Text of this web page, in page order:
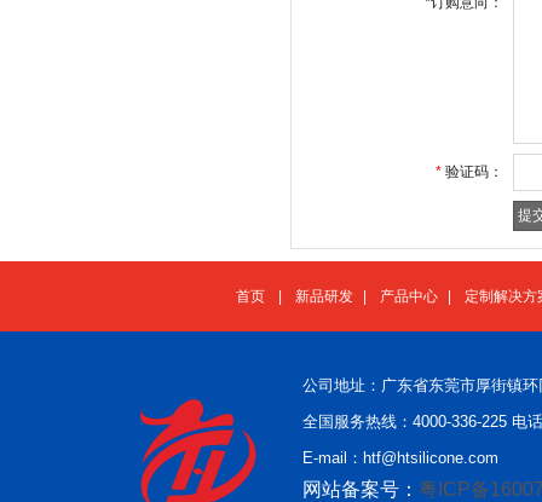
* 验证码：
首页 新品研发 产品中心 定制解决方
公司地址：广东省东莞市厚街镇
全国服务热线：4000-336-225 电
E-mail：htf@htsilicone.com
网站备案号： 粤ICP备